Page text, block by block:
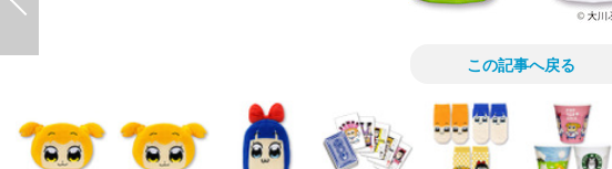
この記事へ戻る